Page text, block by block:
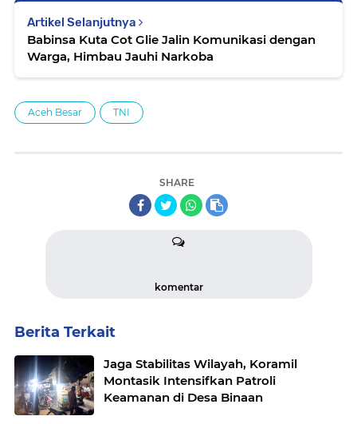
Artikel Selanjutnya
Babinsa Kuta Cot Glie Jalin Komunikasi dengan
Warga, Himbau Jauhi Narkoba
Aceh Besar TNI
SHARE
komentar
Berita Terkait
Jaga Stabilitas Wilayah, Koramil
Montasik Intensifkan Patroli
Keamanan di Desa Binaan